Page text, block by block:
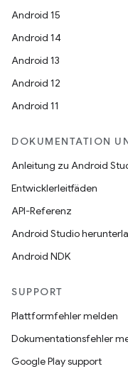
Android 15
Android 14
Android 13
Android 12
Android 11
DOKUMENTATION
Anleitung zu Android
Entwicklerleitfäden
API-Referenz
Android Studio
Android NDK
SUPPORT
Plattformfehler melden
Dokumentationsfehler
Google Play support